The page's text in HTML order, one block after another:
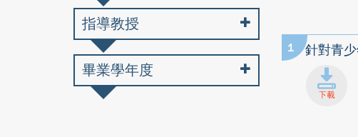
1 針對青
指導教授
畢業學年度